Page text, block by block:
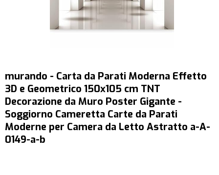
murando - Carta da Parati Moderna Effetto
3D e Geometrico 150x105 cm TNT
Decorazione da Muro Poster Gigante -
Soggiorno Cameretta Carte da Parati
Moderne per Camera da Letto Astratto a-A-
0149-a-b